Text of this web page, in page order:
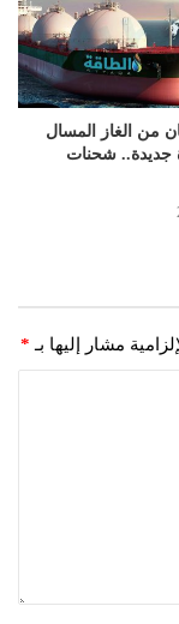
من الغاز المسال
جديدة.. شحنات
مشار إليها بـ *